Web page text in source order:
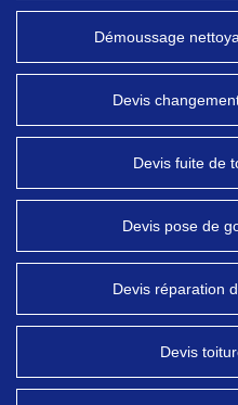
Démoussage
Devis
Devis fuite de
Devis pose de
Devis réparation
Devis